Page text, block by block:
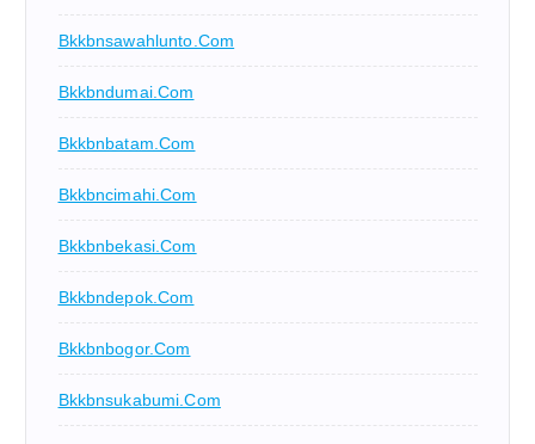
Bkkbnsawahlunto.com
Bkkbndumai.com
Bkkbnbatam.com
Bkkbncimahi.com
Bkkbnbekasi.com
Bkkbndepok.com
Bkkbnbogor.com
Bkkbnsukabumi.com